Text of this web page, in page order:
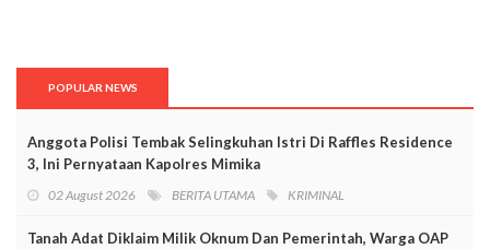
POPULAR NEWS
Anggota Polisi Tembak Selingkuhan Istri Di Raffles Residence
3, Ini Pernyataan Kapolres Mimika
02 August 2026 BERITA UTAMA KRIMINAL
Tanah Adat Diklaim Milik Oknum Dan Pemerintah, Warga OAP